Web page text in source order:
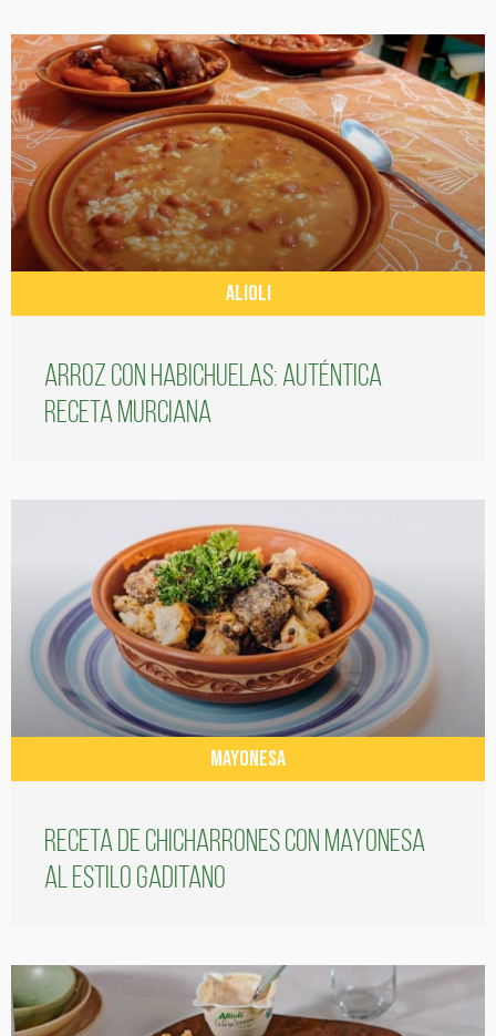
ALIOLI
Arroz con habichuelas: auténtica
receta murciana
MAYONESA
Receta de chicharrones con mayonesa
al estilo gaditano